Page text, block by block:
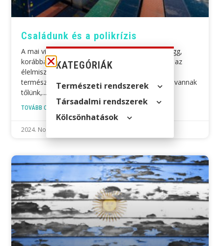
Családunk és a polikrízis
A mai világban, ahol minden mindennel összefügg,
korábban nem ismert kockázatok fenyegethetik az
élelmiszer ellátásunkat. Globális konfliktusok,
természeti katasztrófák, bár most még messze vannak
tőlünk,
TOVÁBB OLVASOM »
2024. November 29.
KATEGÓRIÁK
Természeti rendszerek
Társadalmi rendszerek
Kölcsön­hatások